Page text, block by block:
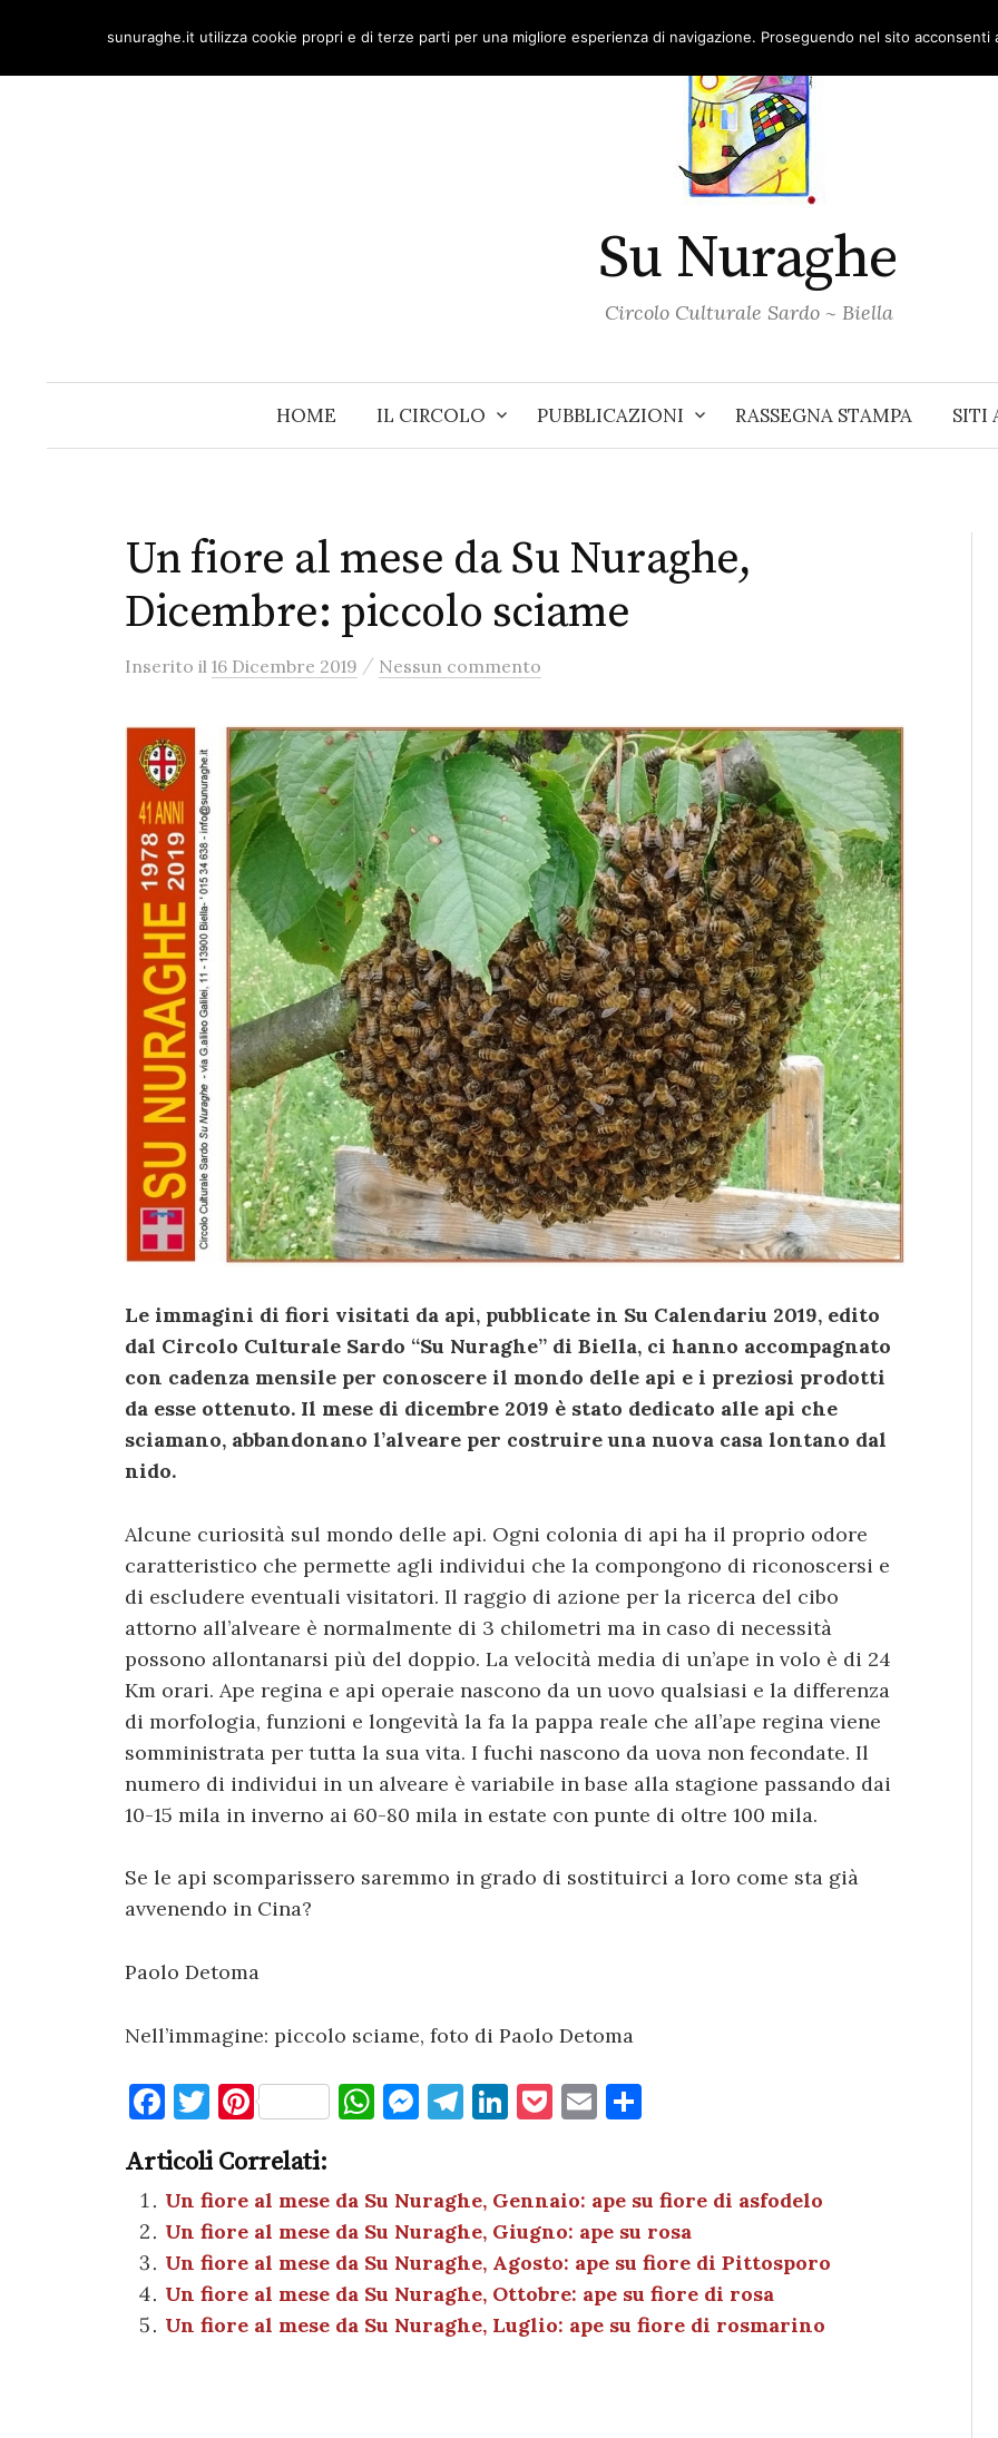
content
Su Nuraghe
Circolo Culturale Sardo ~ Biella
HOME IL CIRCOLO PUBBLICAZIONI RASSEGNA STAMPA SITI
Un fiore al mese da Su Nuraghe,
Dicembre: piccolo sciame
Inserito il 16 Dicembre 2019 / Nessun commento
Le immagini di fiori visitati da api, pubblicate in Su Calendariu 2019, edito
dal Circolo Culturale Sardo “Su Nuraghe” di Biella, ci hanno accompagnato
con cadenza mensile per conoscere il mondo delle api e i preziosi prodotti
da esse ottenuto. Il mese di dicembre 2019 è stato dedicato alle api che
sciamano, abbandonano l’alveare per costruire una nuova casa lontano dal
nido.
Alcune curiosità sul mondo delle api. Ogni colonia di api ha il proprio odore
caratteristico che permette agli individui che la compongono di riconoscersi e
di escludere eventuali visitatori. Il raggio di azione per la ricerca del cibo
attorno all’alveare è normalmente di 3 chilometri ma in caso di necessità
possono allontanarsi più del doppio. La velocità media di un’ape in volo è di 24
Km orari. Ape regina e api operaie nascono da un uovo qualsiasi e la differenza
di morfologia, funzioni e longevità la fa la pappa reale che all’ape regina viene
somministrata per tutta la sua vita. I fuchi nascono da uova non fecondate. Il
numero di individui in un alveare è variabile in base alla stagione passando dai
10-15 mila in inverno ai 60-80 mila in estate con punte di oltre 100 mila.
Se le api scomparissero saremmo in grado di sostituirci a loro come sta già
avvenendo in Cina?
Paolo Detoma
Nell’immagine: piccolo sciame, foto di Paolo Detoma
F
c
e
b
o
o
T
it
te
r
Pi
er
es
t
W
s
A
p
p
M
n
g
er
T
gr
a
m
Li
e
dI
n
P
k
et
E
l di
vi
di
Articoli Correlati:
Un fiore al mese da Su Nuraghe, Gennaio: ape su fiore di asfodelo
Un fiore al mese da Su Nuraghe, Giugno: ape su rosa
Un fiore al mese da Su Nuraghe, Agosto: ape su fiore di Pittosporo
Un fiore al mese da Su Nuraghe, Ottobre: ape su fiore di rosa
Un fiore al mese da Su Nuraghe, Luglio: ape su fiore di rosmarino
sunuraghe.it utilizza cookie propri e di terze parti per una migliore esperienza di navigazione. Proseguendo nel sito acconsenti